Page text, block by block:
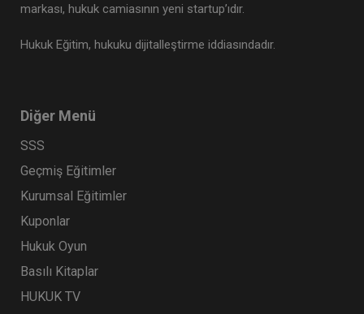
markası, hukuk camiasının yeni startup’ıdır.
Hukuk Eğitim, hukuku dijitalleştirme iddiasındadır.
Diğer Menü
SSS
Geçmiş Eğitimler
Kurumsal Eğitimler
Kuponlar
Hukuk Oyun
Basılı Kitaplar
HUKUK TV